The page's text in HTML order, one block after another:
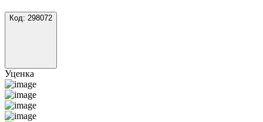
Код: 298072
Уценка